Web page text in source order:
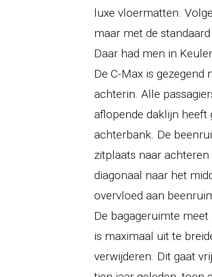
luxe vloermatten.
maar met de
Daar had men in
De C-Max is
achterin. Alle
aflopende daklijn heeft
achterbank. De
zitplaats naar
diagonaal naar het
overvloed aan
De bagageruimte
is maximaal uit te
verwijderen. Dit gaat